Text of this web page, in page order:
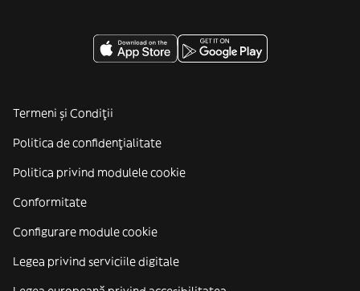
Termeni și Condiții
Politica de confidenţialitate
Politica privind modulele cookie
Conformitate
Configurare module cookie
Legea privind serviciile digitale